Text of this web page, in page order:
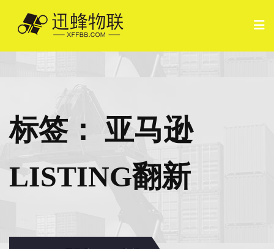
标签： 亚马逊
LISTING翻新